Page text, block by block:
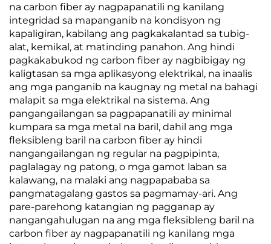
na carbon fiber ay nagpapanatili ng kanilang
integridad sa mapanganib na kondisyon ng
kapaligiran, kabilang ang pagkakalantad sa tubig-
alat, kemikal, at matinding panahon. Ang hindi
pagkakabukod ng carbon fiber ay nagbibigay ng
kaligtasan sa mga aplikasyong elektrikal, na inaalis
ang mga panganib na kaugnay ng metal na bahagi
malapit sa mga elektrikal na sistema. Ang
pangangailangan sa pagpapanatili ay minimal
kumpara sa mga metal na baril, dahil ang mga
fleksibleng baril na carbon fiber ay hindi
nangangailangan ng regular na pagpipinta,
paglalagay ng patong, o mga gamot laban sa
kalawang, na malaki ang nagpapababa sa
pangmatagalang gastos sa pagmamay-ari. Ang
pare-parehong katangian ng pagganap ay
nangangahulugan na ang mga fleksibleng baril na
carbon fiber ay nagpapanatili ng kanilang mga